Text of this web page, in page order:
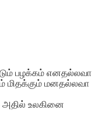
பழக்கம் எனதல்லவா
மிதக்கும் மனதல்லவா
அதில் உலகினை